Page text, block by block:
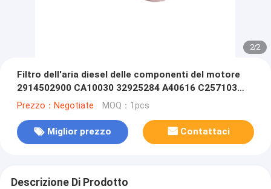
2/2
Filtro dell'aria diesel delle componenti del motore
2914502900 CA10030 32925284 A40616 C257103
2456375 CA11345 C257103
Prezzo：Negotiate MOQ：1pcs
Miglior prezzo Contattaci
Descrizione Di Prodotto